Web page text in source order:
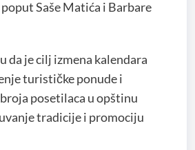
Saše Matića i Barbare
da je cilj izmena kalendara
turističke ponude i
posetilaca u opštinu
tradicije i promociju